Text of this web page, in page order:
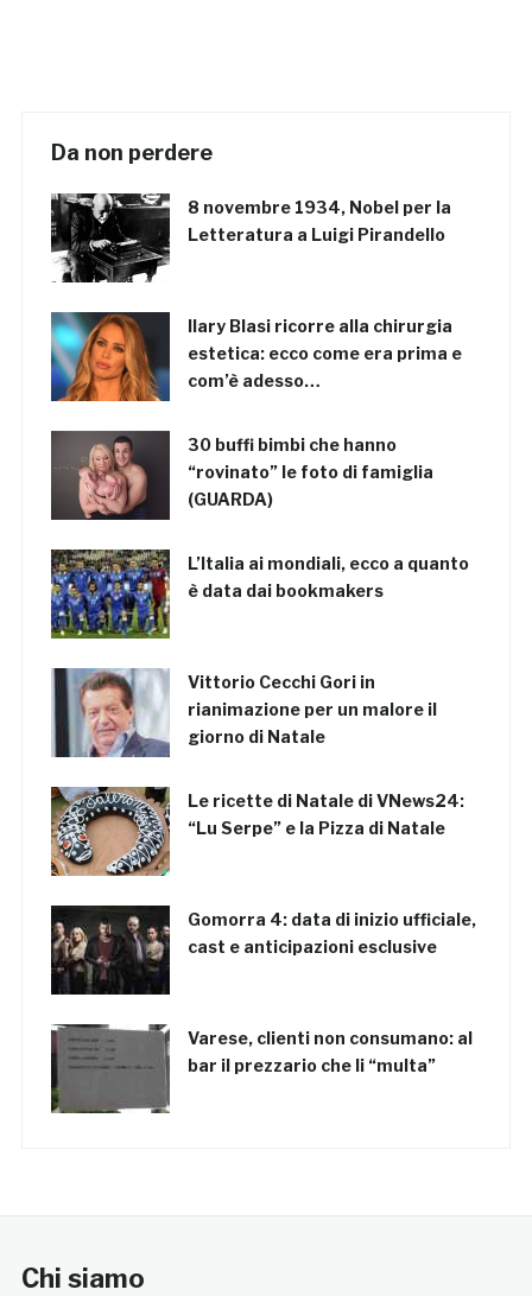
Da non perdere
8 novembre 1934, Nobel per la
Letteratura a Luigi Pirandello
Ilary Blasi ricorre alla chirurgia
estetica: ecco come era prima e
com’è adesso…
30 buffi bimbi che hanno
“rovinato” le foto di famiglia
(GUARDA)
L’Italia ai mondiali, ecco a quanto
è data dai bookmakers
Vittorio Cecchi Gori in
rianimazione per un malore il
giorno di Natale
Le ricette di Natale di VNews24:
“Lu Serpe” e la Pizza di Natale
Gomorra 4: data di inizio ufficiale,
cast e anticipazioni esclusive
Varese, clienti non consumano: al
bar il prezzario che li “multa”
Chi siamo